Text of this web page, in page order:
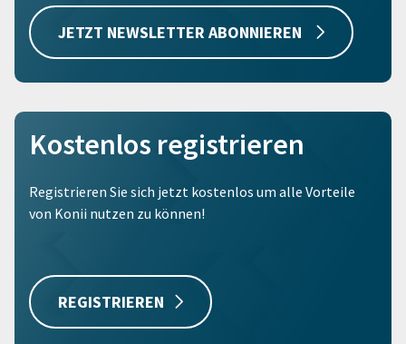
JETZT NEWSLETTER ABONNIEREN
Kostenlos registrieren
Registrieren Sie sich jetzt kostenlos um alle Vorteile
von Konii nutzen zu können!
REGISTRIEREN